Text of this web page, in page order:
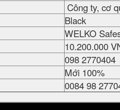
Công ty, cơ
Black
WELKO
10.200.000
098 2770404
Mới 100%
0084 98